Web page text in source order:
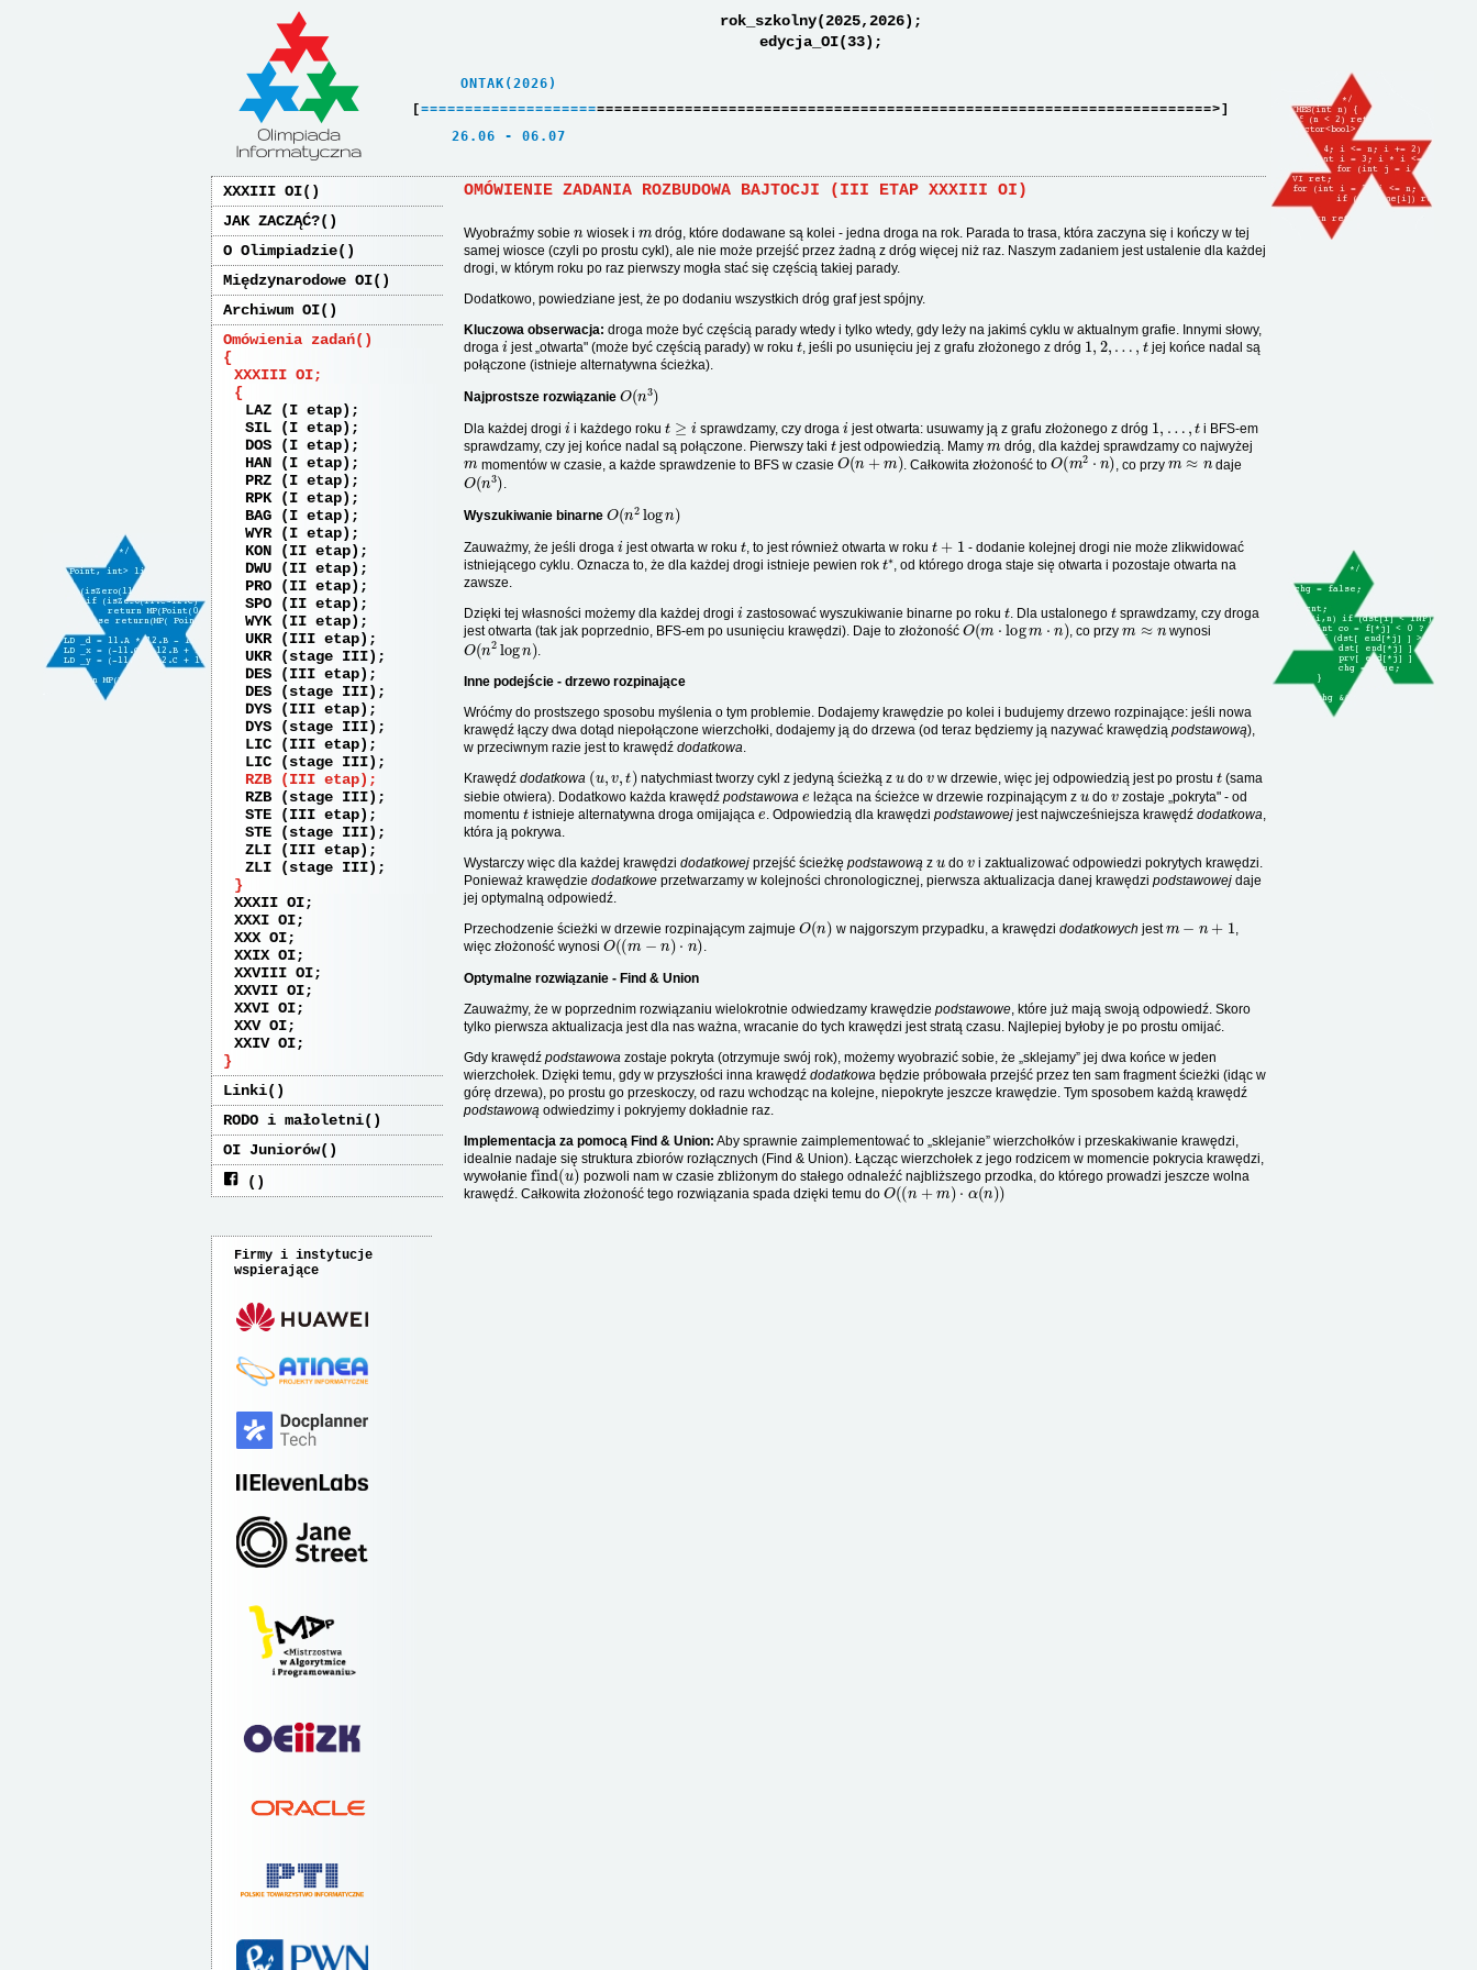
rok_szkolny(2025,2026);
edycja_OI(33);
    ONTAK(2026)
[ ==========================================================================================>]
   26.06 - 06.07
XXXIII OI
JAK ZACZĄĆ?
O Olimpiadzie
Międzynarodowe OI
Archiwum OI
Omówienia zadań
XXXIII OI
LAZ (I etap)
SIL (I etap)
DOS (I etap)
HAN (I etap)
PRZ (I etap)
RPK (I etap)
BAG (I etap)
WYR (I etap)
KON (II etap)
DWU (II etap)
PRO (II etap)
SPO (II etap)
WYK (II etap)
UKR (III etap)
UKR (stage III)
DES (III etap)
DES (stage III)
DYS (III etap)
DYS (stage III)
LIC (III etap)
LIC (stage III)
RZB (III etap)
RZB (stage III)
STE (III etap)
STE (stage III)
ZLI (III etap)
ZLI (stage III)
XXXII OI
XXXI OI
XXX OI
XXIX OI
XXVIII OI
XXVII OI
XXVI OI
XXV OI
XXIV OI
Linki
RODO i małoletni
OI Juniorów
Firmy i instytucje
wspierające
OMÓWIENIE ZADANIA ROZBUDOWA BAJTOCJI (III ETAP XXXIII OI)
Wyobraźmy sobie wiosek i
dróg, które dodawane są kolei - jedna droga na rok. Parada to trasa, która zaczyna się i kończy w tej
samej wiosce (czyli po prostu cykl), ale nie może przejść przez żadną z dróg więcej niż raz. Naszym zadaniem jest ustalenie dla każdej
drogi, w którym roku po raz pierwszy mogła stać się częścią takiej parady.
Dodatkowo, powiedziane jest, że po dodaniu wszystkich dróg graf jest spójny.
Kluczowa obserwacja: droga może być częścią parady wtedy i tylko wtedy, gdy leży na jakimś cyklu w aktualnym grafie. Innymi słowy,
droga ijest „otwarta" (może być częścią parady) w roku t, jeśli po usunięciu jej z grafu złożonego z dróg 1,2,…,t
jej końce nadal są
połączone (istnieje alternatywna ścieżka).
Najprostsze rozwiązanie O( 3
Dla każdej drogi ii każdego roku t≥i sprawdzamy, czy drogai jest otwarta: usuwamy ją z grafu złożonego z dróg 1
i BFS-em
sprawdzamy, czy jej końce nadal są połączone. Pierwszy taki t jest odpowiedzią. Mamym dróg, dla każdej sprawdzamy co najwyżej
m momentów w czasie, a każde sprawdzenie to BFS w czasie O(n+m) . Całkowita złożoność toO(m2⋅n) , co przy m ≈n daje
O(n3).
Wyszukiwanie binarne O( 2log n)
Zauważmy, że jeśli droga ijest otwarta w roku t, to jest również otwarta w rokut 1
- dodanie kolejnej drogi nie może zlikwidować
istniejącego cyklu. Oznacza to, że dla każdej drogi istnieje pewien rok t∗, od którego droga staje się otwarta i pozostaje otwarta na
zawsze.
Dzięki tej własności możemy dla każdej drogi izastosować wyszukiwanie binarne po roku t. Dla ustalonegot sprawdzamy, czy droga
jest otwarta (tak jak poprzednio, BFS-em po usunięciu krawędzi). Daje to złożoność O(m⋅logm⋅n) , co przym≈n wynosi
O(n2logn)
Inne podejście - drzewo rozpinające
Wróćmy do prostszego sposobu myślenia o tym problemie. Dodajemy krawędzie po kolei i budujemy drzewo rozpinające: jeśli nowa
krawędź łączy dwa dotąd niepołączone wierzchołki, dodajemy ją do drzewa (od teraz będziemy ją nazywać krawędzią podstawową),
w przeciwnym razie jest to krawędź dodatkowa.
Krawędź dodatkowa ( ) natychmiast tworzy cykl z jedyną ścieżką z do w drzewie, więc jej odpowiedzią jest po prostut (sama
siebie otwiera). Dodatkowo każda krawędź podstawowa eleżąca na ścieżce w drzewie rozpinającym zudo vzostaje „pokryta" - od
momentu t istnieje alternatywna droga omijającae . Odpowiedzią dla krawędzi podstawowejjest najwcześniejsza krawędź dodatkowa
która ją pokrywa.
Wystarczy więc dla każdej krawędzi dodatkowej przejść ścieżkę podstawową z do
i zaktualizować odpowiedzi pokrytych krawędzi.
Ponieważ krawędzie dodatkowe przetwarzamy w kolejności chronologicznej, pierwsza aktualizacja danej krawędzi podstawowej daje
jej optymalną odpowiedź.
Przechodzenie ścieżki w drzewie rozpinającym zajmuje O( ) w najgorszym przypadku, a krawędzi dodatkowych jest
więc złożoność wynosi O((m−n) ⋅n) .
Optymalne rozwiązanie - Find & Union
Zauważmy, że w poprzednim rozwiązaniu wielokrotnie odwiedzamy krawędzie podstawowe, które już mają swoją odpowiedź. Skoro
tylko pierwsza aktualizacja jest dla nas ważna, wracanie do tych krawędzi jest stratą czasu. Najlepiej byłoby je po prostu omijać.
Gdy krawędź podstawowa zostaje pokryta (otrzymuje swój rok), możemy wyobrazić sobie, że „sklejamy” jej dwa końce w jeden
wierzchołek. Dzięki temu, gdy w przyszłości inna krawędź dodatkowa będzie próbowała przejść przez ten sam fragment ścieżki (idąc w
górę drzewa), po prostu go przeskoczy, od razu wchodząc na kolejne, niepokryte jeszcze krawędzie. Tym sposobem każdą krawędź
podstawową odwiedzimy i pokryjemy dokładnie raz.
Implementacja za pomocą Find & Union: Aby sprawnie zaimplementować to „sklejanie” wierzchołków i przeskakiwanie krawędzi,
idealnie nadaje się struktura zbiorów rozłącznych (Find & Union). Łącząc wierzchołek z jego rodzicem w momencie pokrycia krawędzi,
wywołanie find(u) pozwoli nam w czasie zbliżonym do stałego odnaleźć najbliższego przodka, do którego prowadzi jeszcze wolna
krawędź. Całkowita złożoność tego rozwiązania spada dzięki temu do O((n+m)⋅α(n))